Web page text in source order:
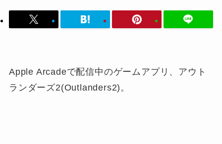
Apple Arcadeで配信中のゲームアプリ、アウト
ランダーズ2(Outlanders2)。